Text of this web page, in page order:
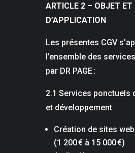
ARTICLE 2 – OBJET ET
D’APPLICATION
Les présentes CGV
l’ensemble des
par DR PAGE :
2.1 Services ponctuels
et développement
Création de sites
(1 200 € à 15 000 €)